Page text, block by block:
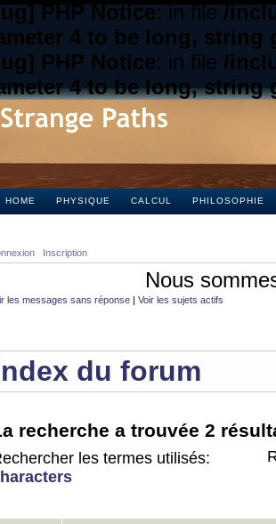
PHP Notice: in file/
4 to be long, string
PHP Notice: in file /
4 to be long, string
HOME PHYSIQUE CALCUL PHILOSOPHIE
Inscription
Nous
les messages sans réponse | Voir les sujets actifs
du forum
recherche a trouvée 2
les termes utilisés: